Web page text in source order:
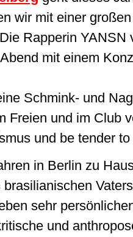
wir mit einer
Rapperin YANSN
mit einem
Schmink- und
Freien und im Club
und be tender
in Berlin zu
sehr
und